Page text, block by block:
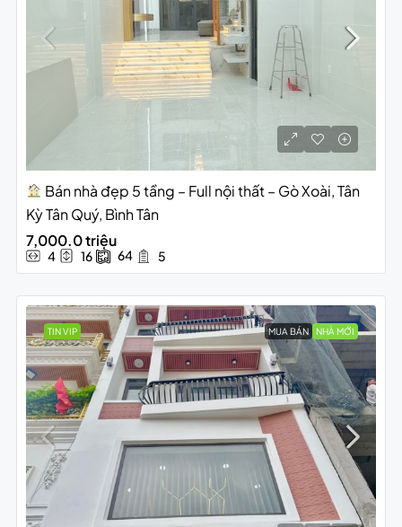
Bán nhà đẹp 5 tầng – Full nội thất – Gò Xoài, Tân
Kỳ Tân Quý, Bình Tân
7,000.0 triệu
4 16 64 5
TIN VIP MUA BÁN NHÀ MỚI